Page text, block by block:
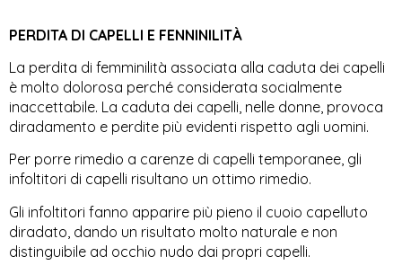
PERDITA DI CAPELLI E FENNINILITÀ
La perdita di femminilità associata alla caduta dei capelli
è molto dolorosa perché considerata socialmente
inaccettabile. La caduta dei capelli, nelle donne, provoca
diradamento e perdite più evidenti rispetto agli uomini.
Per porre rimedio a carenze di capelli temporanee, gli
infoltitori di capelli risultano un ottimo rimedio.
Gli infoltitori fanno apparire più pieno il cuoio capelluto
diradato, dando un risultato molto naturale e non
distinguibile ad occhio nudo dai propri capelli.